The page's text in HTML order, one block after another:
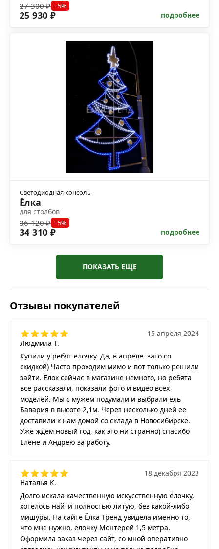
27 300 ₽ −5%
25 930 ₽ подробнее
Светодиодная консоль
Ёлка
для столбов
36 120 ₽ −5%
34 310 ₽ подробнее
ПОКАЗАТЬ ЕЩЕ
Отзывы покупателей
Людмила Т.
15 апреля 2024
Купили у ребят елочку. Да, в апреле, зато со
скидкой) Часто проходим мимо и вот только решили
зайти. Ёлок сейчас в магазине немного, но ребята
все рассказали, показали фото и видео всех
моделей. Мы с мужем подумали и выбрали ель
Бавария в высоте 2,1м. Через несколько дней ее
доставили к нам домой со склада в Новосибирске.
Уже ждем новый год, как это ни странно) спасибо
Елене и Андрею за работу.
Наталья К.
18 декабря 2023
Долго искала качественную искусственную ёлочку,
хотелось найти полностью литую, без какой-либо
мишуры. На сайте Ёлка Тренд увидела именно то,
что мне нужно, ёлочку Монтерей 1,5 метра.
Оформила заказ через сайт, со мной оперативно